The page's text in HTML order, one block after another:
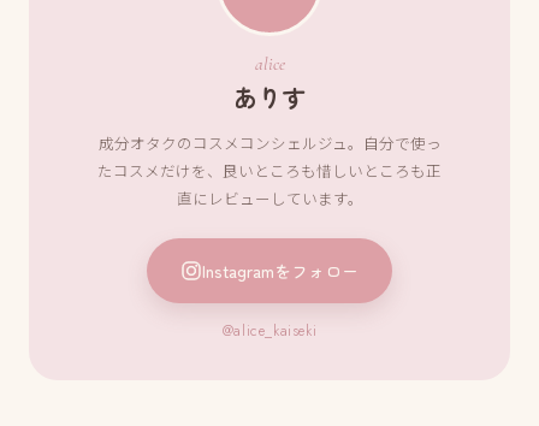
alice
ありす
成分オタクのコスメコンシェルジュ。自分で使っ
たコスメだけを、良いところも惜しいところも正
直にレビューしています。
Instagramをフォロー
@alice_kaiseki